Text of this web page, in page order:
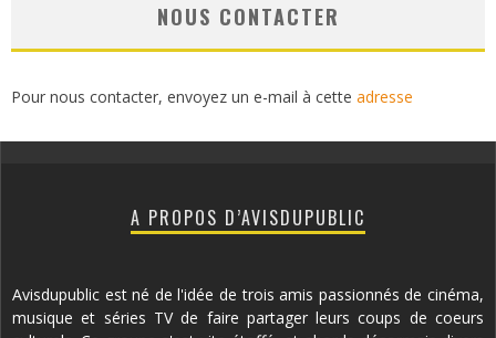
NOUS CONTACTER
Pour nous contacter, envoyez un e-mail à cette adresse
A PROPOS D’AVISDUPUBLIC
Avisdupublic est né de l'idée de trois amis passionnés de cinéma,
musique et séries TV de faire partager leurs coups de coeurs